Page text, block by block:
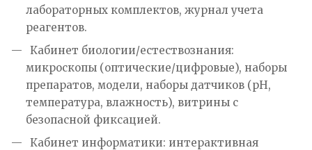
лабораторных комплектов, журнал учета
реагентов.
Кабинет биологии/естествознания:
микроскопы (оптические/цифровые), наборы
препаратов, модели, наборы датчиков (pH,
температура, влажность), витрины с
безопасной фиксацией.
Кабинет информатики: интерактивная